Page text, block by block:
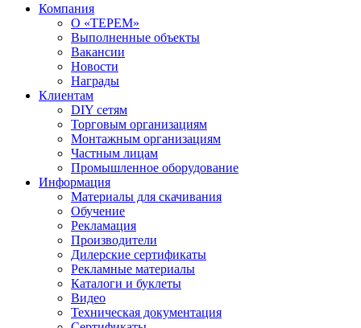
Компания
О «ТЕРЕМ»
Выполненные объекты
Вакансии
Новости
Награды
Клиентам
DIY сетям
Торговым организациям
Монтажным организациям
Частным лицам
Промышленное оборудование
Информация
Материалы для скачивания
Обучение
Рекламация
Производители
Дилерские сертификаты
Рекламные материалы
Каталоги и буклеты
Видео
Техническая документация